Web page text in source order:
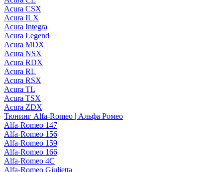
Acura CSX
Acura ILX
Acura Integra
Acura Legend
Acura MDX
Acura NSX
Acura RDX
Acura RL
Acura RSX
Acura TL
Acura TSX
Acura ZDX
Тюнинг Alfa-Romeo | Альфа Ромео
Alfa-Romeo 147
Alfa-Romeo 156
Alfa-Romeo 159
Alfa-Romeo 166
Alfa-Romeo 4C
Alfa-Romeo Giulietta